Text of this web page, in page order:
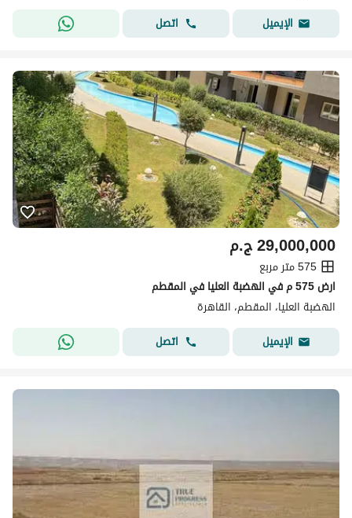
الإيميل
اتصل
ج.م29,000,000
575 متر مربع
ارض 575 م في الهضبة العليا في المقطم
الهضبة العليا، المقطم، القاهرة
الإيميل
اتصل